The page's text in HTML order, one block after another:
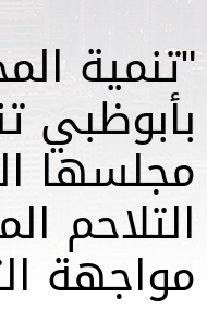
"تنمية
مجلسها
التلاحم
مواجهة